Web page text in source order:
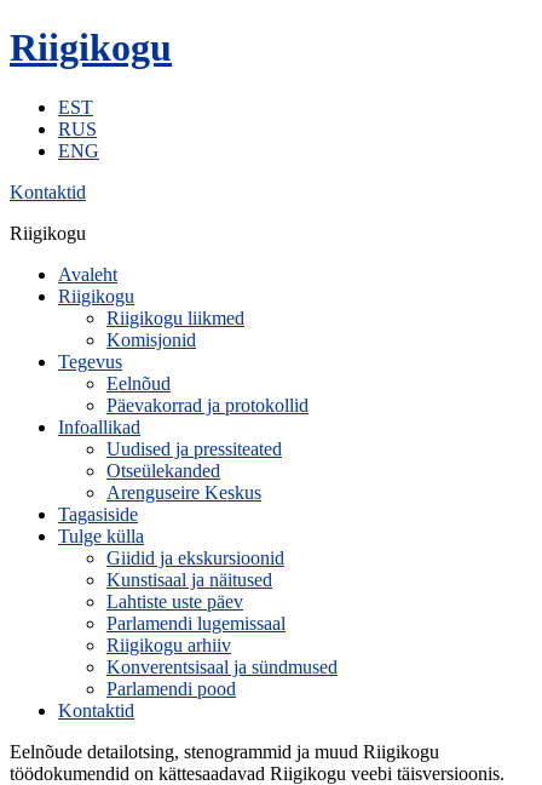
Riigikogu
EST
RUS
ENG
Kontaktid
Riigikogu
Avaleht
Riigikogu
Riigikogu liikmed
Komisjonid
Tegevus
Eelnõud
Päevakorrad ja protokollid
Infoallikad
Uudised ja pressiteated
Otseülekanded
Arenguseire Keskus
Tagasiside
Tulge külla
Giidid ja ekskursioonid
Kunstisaal ja näitused
Lahtiste uste päev
Parlamendi lugemissaal
Riigikogu arhiiv
Konverentsisaal ja sündmused
Parlamendi pood
Kontaktid
Eelnõude detailotsing, stenogrammid ja muud Riigikogu
töödokumendid on kättesaadavad Riigikogu veebi täisversioonis.